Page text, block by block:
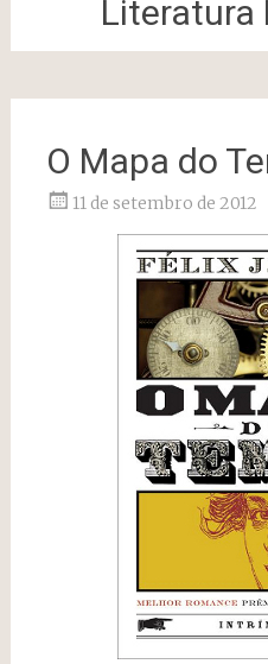
Literatura
O Mapa do
11 de setembro de 2012